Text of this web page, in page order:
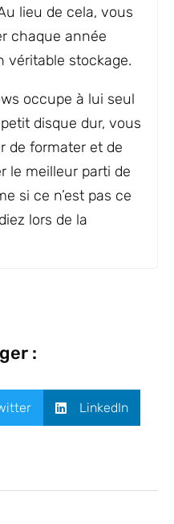
lieu de cela, vous
chaque année
véritable stockage.
occupe à lui seul
disque dur, vous
de formater et de
le meilleur parti de
si ce n’est pas ce
lors de la
:
LinkedIn